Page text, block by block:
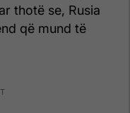
thotë se, Rusia
që mund të